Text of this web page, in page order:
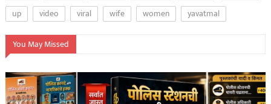
up
video viral wife women yavatmal
You May Missed